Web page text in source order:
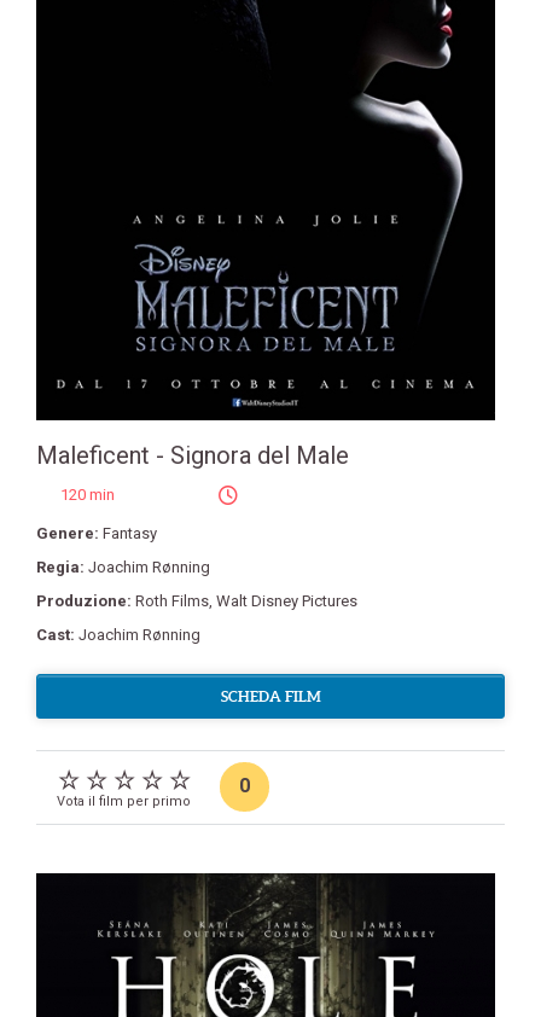
Maleficent - Signora del Male
120 min
Genere: Fantasy
Regia: Joachim Rønning
Produzione: Roth Films Walt Disney Pictures
Cast: Joachim Rønning
SCHEDA FILM
Vota il film per primo
0